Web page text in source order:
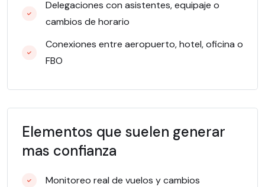
Delegaciones con asistentes, equipaje o
cambios de horario
Conexiones entre aeropuerto, hotel, oficina o
FBO
Elementos que suelen generar
mas confianza
Monitoreo real de vuelos y cambios